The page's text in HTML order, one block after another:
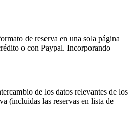
de reserva en una sola página
o con Paypal. Incorporando
de los datos relevantes de los
(incluidas las reservas en lista de